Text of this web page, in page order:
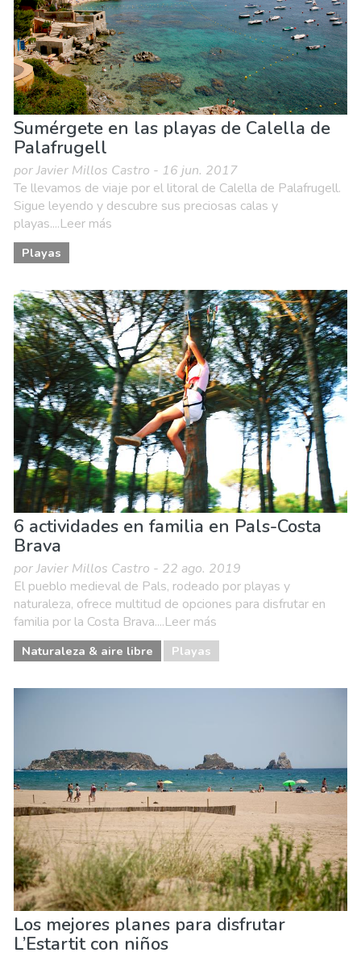
Sumérgete en las playas de Calella de
Palafrugell
por Javier Millos Castro - 16 jun. 2017
Te llevamos de viaje por el litoral de Calella de Palafrugell.
Sigue leyendo y descubre sus preciosas calas y
playas....Leer más
Playas
6 actividades en familia en Pals-Costa
Brava
por Javier Millos Castro - 22 ago. 2019
El pueblo medieval de Pals, rodeado por playas y
naturaleza, ofrece multitud de opciones para disfrutar en
familia por la Costa Brava....Leer más
Naturaleza & aire libre Playas
Los mejores planes para disfrutar
L’Estartit con niños